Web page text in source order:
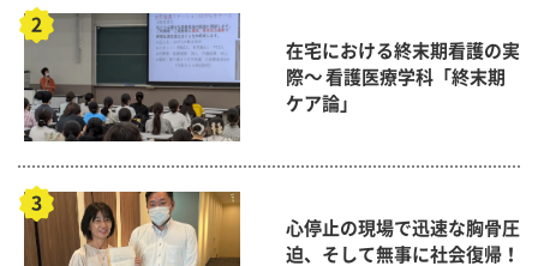
在宅における終末期看護の実
際～ 看護医療学科「終末期
ケア論」
心停止の現場で迅速な胸骨圧
迫、そして無事に社会復帰！